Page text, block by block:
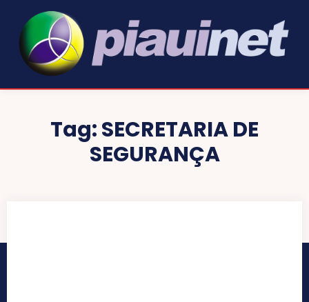
Tag:SECRETARIA DE
SEGURANÇA